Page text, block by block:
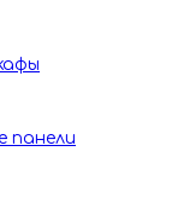
панели